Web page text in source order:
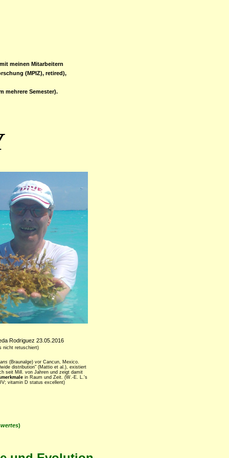
meinen Mitarbeitern
(MPIZ), retired),
mehrere Semester).
Rodriguez 23.05.2016
nicht retuschiert)
(Braunalge) vor Cancun, Mexico.
distribution" (Mattio et al.), existiert
seit Mill. von Jahren und zeigt damit
in Raum und Zeit. (W.-E. L.'s
vitamin D status excellent)
)